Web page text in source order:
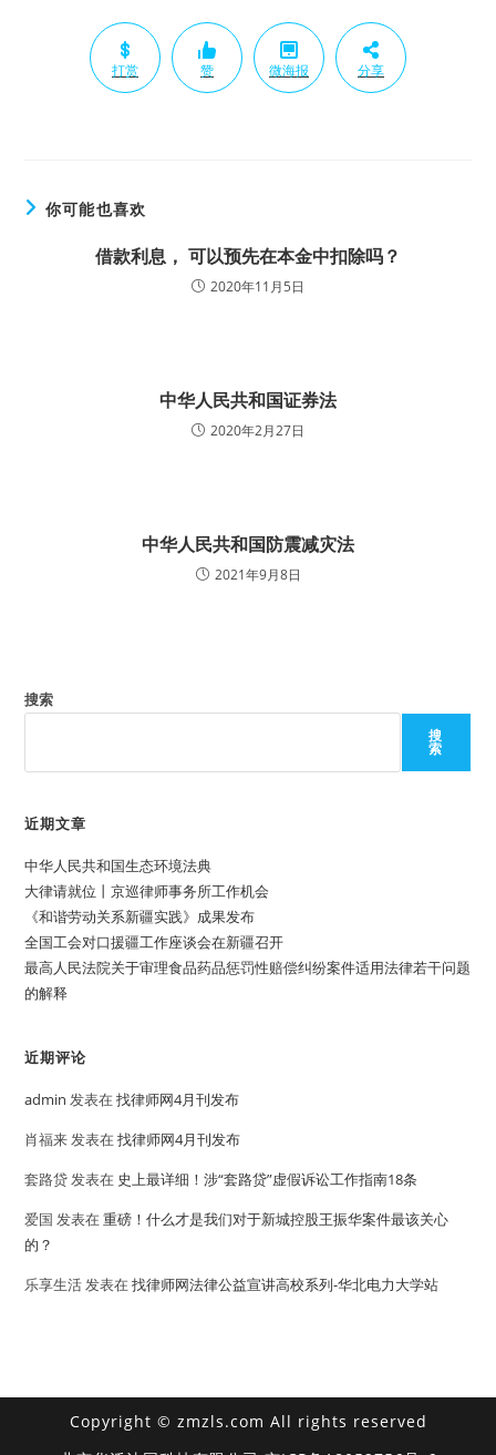
打赏 赞 微海报 分享
你可能也喜欢
借款利息， 可以预先在本金中扣除吗？
2020年11月5日
中华人民共和国证券法
2020年2月27日
中华人民共和国防震减灾法
2021年9月8日
搜索
搜
索
近期文章
中华人民共和国生态环境法典
大律请就位丨京巡律师事务所工作机会
《和谐劳动关系新疆实践》成果发布
全国工会对口援疆工作座谈会在新疆召开
最高人民法院关于审理食品药品惩罚性赔偿纠纷案件适用法律若干问题
的解释
近期评论
admin 发表在找律师网4月刊发布
肖福来发表在找律师网4月刊发布
套路贷发表在 史上最详细！涉“套路贷”虚假诉讼工作指南18条
爱国 发表在重磅！什么才是我们对于新城控股王振华案件最该关心
的？
乐享生活发表在找律师网法律公益宣讲高校系列-华北电力大学站
Copyright © zmzls.com All rights reserved